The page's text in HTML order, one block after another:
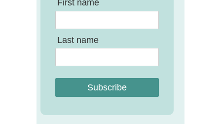
First name
Last name
Subscribe